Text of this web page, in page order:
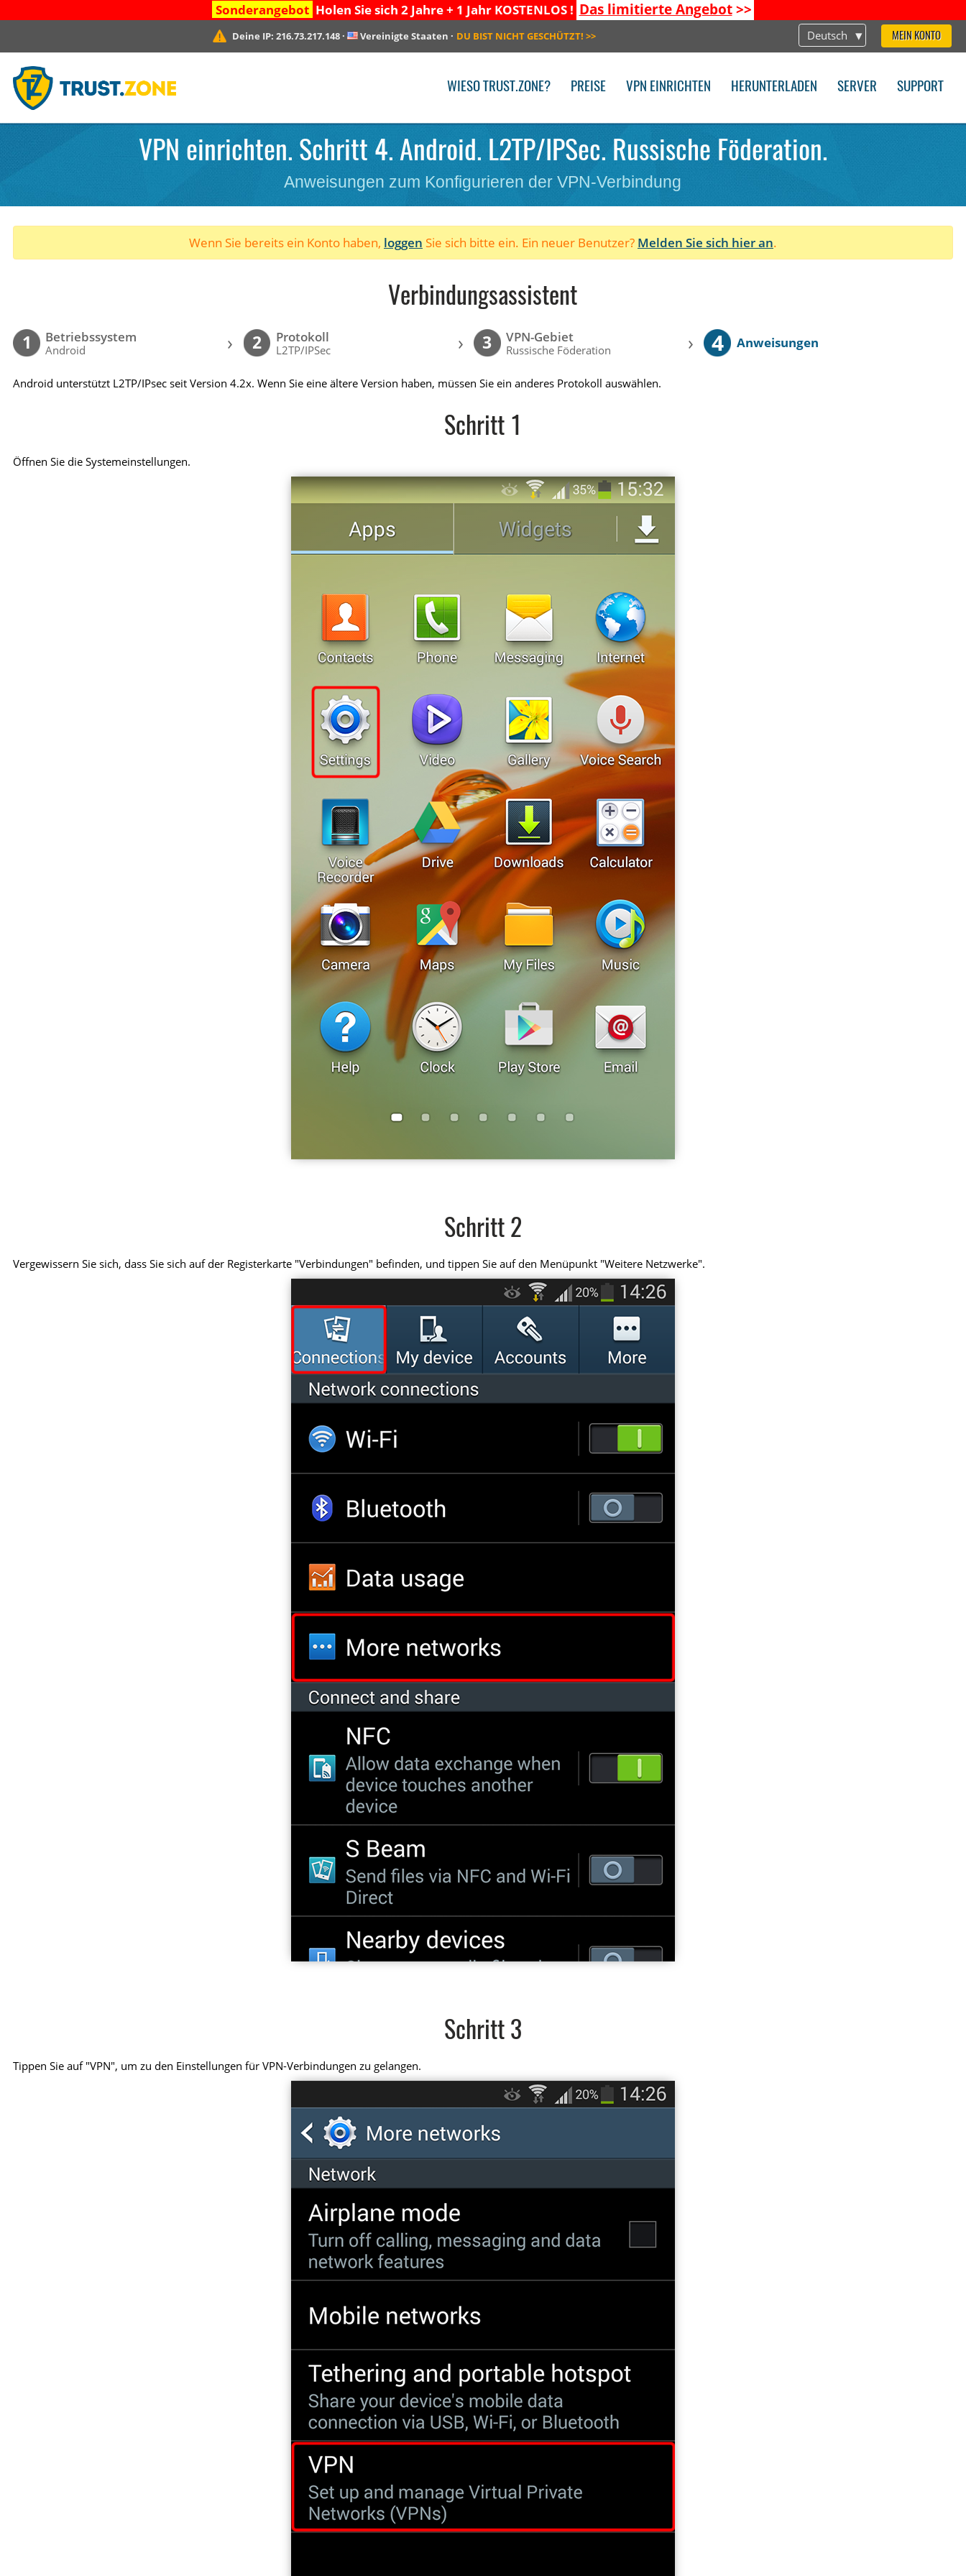
Sonderangebot Holen Sie sich 2 Jahre + 1 Jahr KOSTENLOS ! Das limitierte Angebot>>
Deutsch MEIN KONTO
Deine IP: 216.73.217.148· Vereinigte Staaten · DU BIST NICHT GESCHÜTZT! >>
WIESO TRUST.ZONE? PREISE VPN EINRICHTEN HERUNTERLADEN SERVER SUPPORT
VPN einrichten. Schritt 4. Android. L2TP/IPSec. Russische Föderation.
Anweisungen zum Konfigurieren der VPN-Verbindung
Wenn Sie bereits ein Konto haben, loggen Sie sich bitte ein. Ein neuer Benutzer? Melden Sie sich hier an.
Verbindungsassistent
1 Betriebssystem
Android › 2 Protokoll
L2TP/IPSec › 3 VPN-Gebiet
Russische Föderation › 4 Anweisungen
Android unterstützt L2TP/IPsec seit Version 4.2x. Wenn Sie eine ältere Version haben, müssen Sie ein anderes Protokoll auswählen.
Schritt 1
Öffnen Sie die Systemeinstellungen.
Schritt 2
Vergewissern Sie sich, dass Sie sich auf der Registerkarte "Verbindungen" befinden, und tippen Sie auf den Menüpunkt "Weitere Netzwerke".
Schritt 3
Tippen Sie auf "VPN", um zu den Einstellungen für VPN-Verbindungen zu gelangen.